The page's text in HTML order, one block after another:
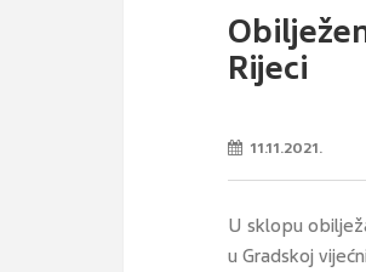
Rijeci
11.11.2021.
U sklopu
u Gradskoj